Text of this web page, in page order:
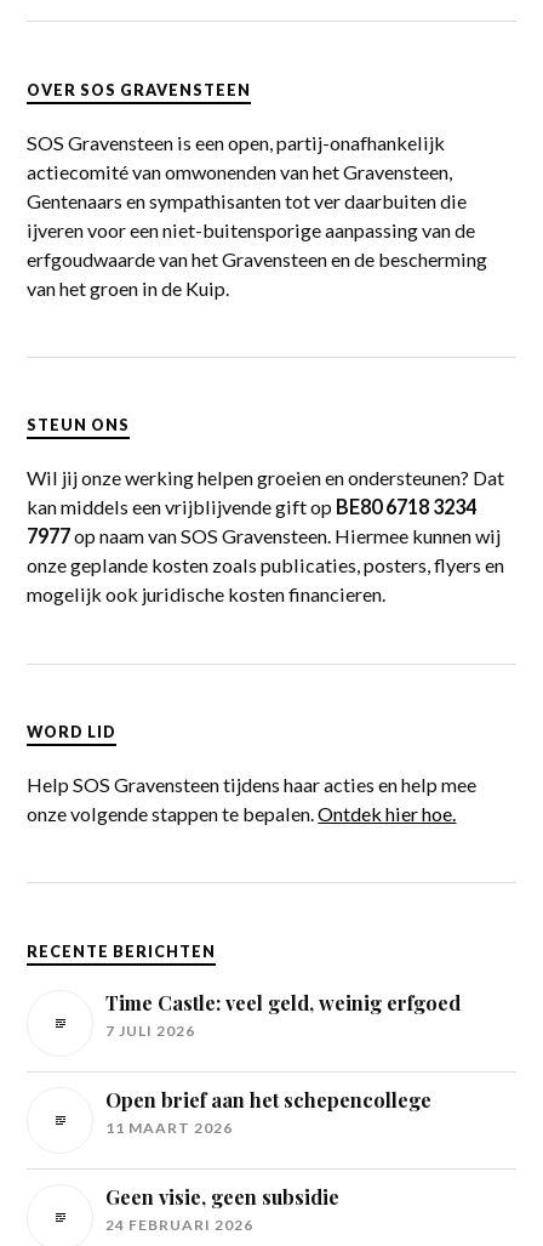
OVER SOS GRAVENSTEEN
SOS Gravensteen is een open, partij-onafhankelijk
actiecomité van omwonenden van het Gravensteen,
Gentenaars en sympathisanten tot ver daarbuiten die
ijveren voor een niet-buitensporige aanpassing van de
erfgoudwaarde van het Gravensteen en de bescherming
van het groen in de Kuip.
STEUN ONS
Wil jij onze werking helpen groeien en ondersteunen? Dat
kan middels een vrijblijvende gift op BE80 6718 3234
7977op naam van SOS Gravensteen. Hiermee kunnen wij
onze geplande kosten zoals publicaties, posters, flyers en
mogelijk ook juridische kosten financieren.
WORD LID
Help SOS Gravensteen tijdens haar acties en help mee
onze volgende stappen te bepalen.Ontdek hier hoe.
RECENTE BERICHTEN
Time Castle: veel geld, weinig erfgoed
7 JULI 2026
Open brief aan het schepencollege
11 MAART 2026
Geen visie, geen subsidie
24 FEBRUARI 2026